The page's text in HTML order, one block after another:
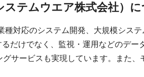
ステムウエア株式会社）
種対応のシステム開発、大規模シス
るだけでなく、監視・運用などのデ
グサービスも実現しています。また